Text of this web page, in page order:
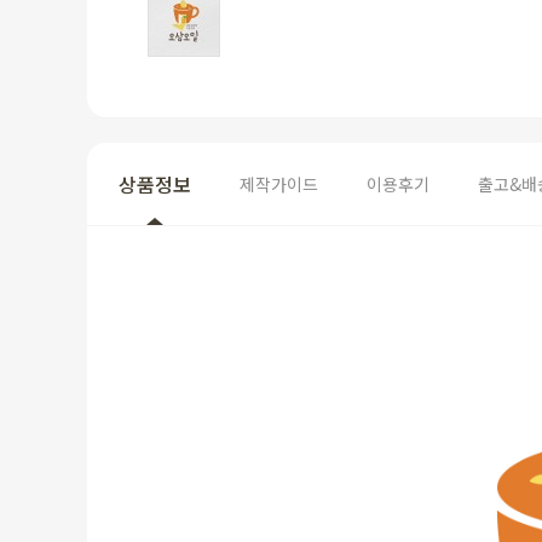
상품정보 제작가이드 이용후기 출고&배